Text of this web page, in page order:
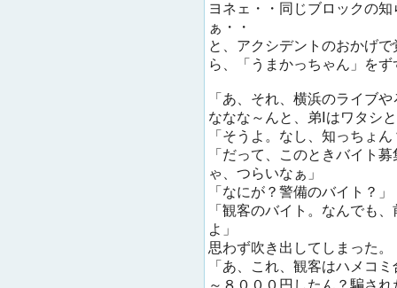
ヨネェ・・同じブロックの
ぁ・・
と、アクシデントのおかげ
ら、「うまかっちゃん」を
「あ、それ、横浜のライブ
ななな～んと、弟Ⅰはワタシ
「そうよ。なし、知っちょん
「だって、このときバイト
ゃ、つらいなぁ」
「なにが？警備のバイト？」
「観客のバイト。なんでも
よ」
思わず吹き出してしまった。
「あ、これ、観客はハメコ
～８０００円したん？騙さ